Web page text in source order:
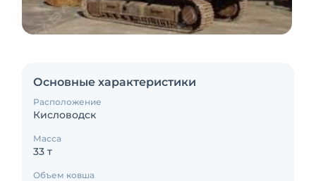
Основные характеристики
Расположение
Кисловодск
Масса
33 т
Объем ковша